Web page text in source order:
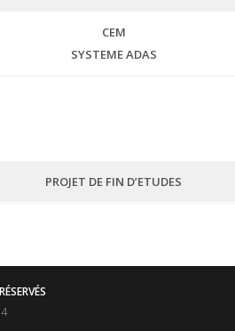
CEM
SYSTEME ADAS
PROJET DE FIN D’ETUDES